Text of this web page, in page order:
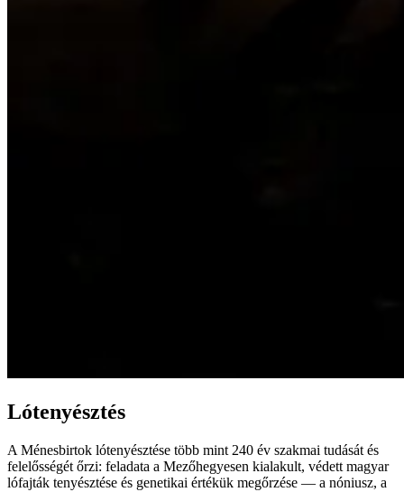
Lótenyésztés
A Ménesbirtok lótenyésztése több mint 240 év szakmai tudását és
felelősségét őrzi: feladata a Mezőhegyesen kialakult, védett magyar
lófajták tenyésztése és genetikai értékük megőrzése — a nóniusz, a